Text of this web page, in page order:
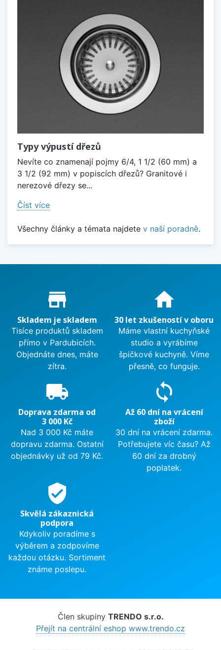
Typy výpustí dřezů
Nevíte co znamenají pojmy 6/4, 1 1/2 (60 mm) a
3 1/2 (92 mm) v popiscích dřezů? Granitové i
nerezové dřezy se...
Číst více
Všechny články a témata najdete v naší poradně.
Proč nakupovat u nás?
store_mall_directory
Skladem je skladem
Tisíce produktů skladem
přímo v Pardubicích.
Objednáte dnes, máte
zítra.
home
30 let zkušeností v oboru
Máme vlastní kuchyňské
studio a vyrábíme
špičkové kuchyně. Víme
přesně, co funguje.
local_shipping
Doprava zdarma od
3 000 Kč
Nad 3 000 Kč máte
dopravu zdarma. Ostatní
objednávky už od 79 Kč.
sync
Až 60 dní na vrácení
zboží
30 dní na vrácení zdarma.
Potřebujete víc času? Až
60 dní za drobný
poplatek.
verified_user
Skvělá zákaznická
podpora
Kdykoliv poradíme s
výběrem a zodpovíme
každou otázku. Sortiment
známe poslepu.
Člen skupiny TRENDO s.r.o.
Přejít na centrální eshop www.trendo.cz